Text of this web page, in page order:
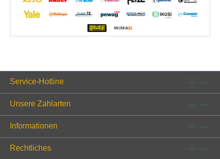
Service-Hotline
Unsere Zahlarten
Informationen
Rechtliches